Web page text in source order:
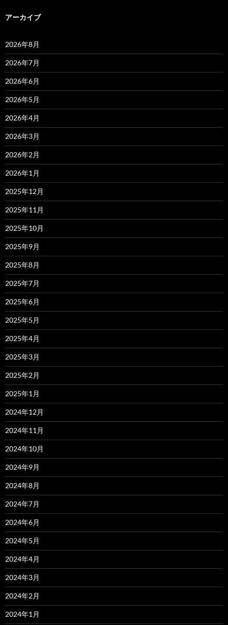
アーカイブ
2026年8月
2026年7月
2026年6月
2026年5月
2026年4月
2026年3月
2026年2月
2026年1月
2025年12月
2025年11月
2025年10月
2025年9月
2025年8月
2025年7月
2025年6月
2025年5月
2025年4月
2025年3月
2025年2月
2025年1月
2024年12月
2024年11月
2024年10月
2024年9月
2024年8月
2024年7月
2024年6月
2024年5月
2024年4月
2024年3月
2024年2月
2024年1月